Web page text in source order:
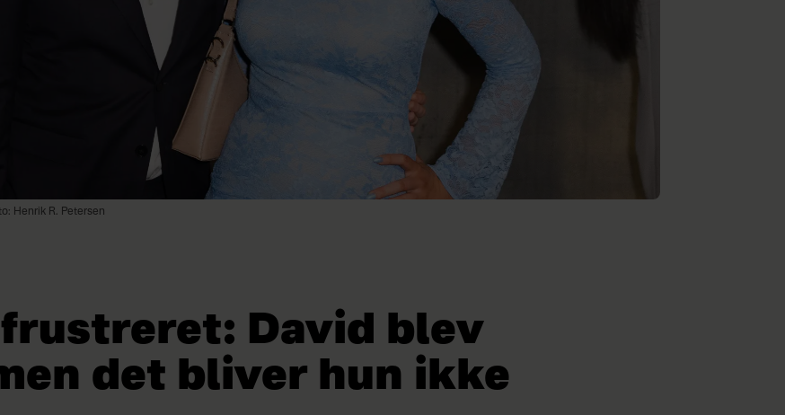
Henrik R. Petersen
frustreret: David blev
det bliver hun ikke